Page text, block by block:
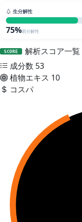
生分解性
75%易分解性
SCORE
解析スコア一覧
成分数 53
植物エキス 10
コスパ